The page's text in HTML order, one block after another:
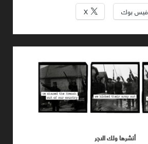
فيس بوك X
أنشرها ولك الاجر